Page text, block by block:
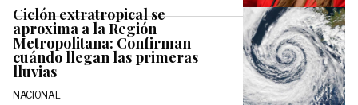
Ciclón extratropical se
aproxima a la Región
Metropolitana: Confirman
cuándo llegan las primeras
lluvias
NACIONAL